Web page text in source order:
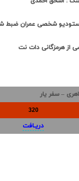
شخصی عمران ضبط
هرمزگانی دات نت
– سفر یار
320
دریـافت